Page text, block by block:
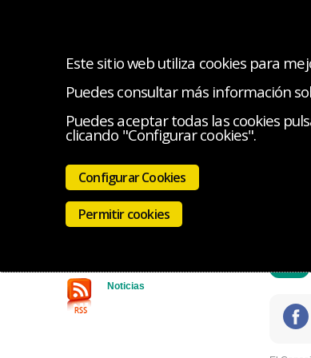
Este sitio web utiliza cookies para
Puedes consultar más información
Puedes aceptar todas las cookies
clicando "Configurar cookies".
Configurar Cookies
Permitir cookies
INICIO EL COLEGIO SERVICIOS
Búsqueda rápida
Noticias